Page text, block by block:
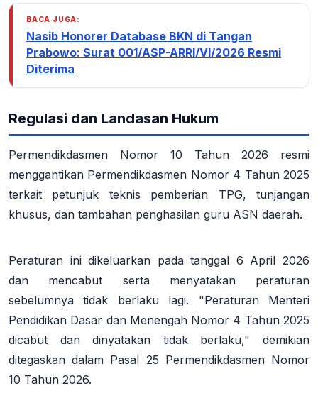
BACA JUGA:
Nasib Honorer Database BKN di Tangan
Prabowo: Surat 001/ASP-ARRI/VI/2026 Resmi
Diterima
Regulasi dan Landasan Hukum
Permendikdasmen Nomor 10 Tahun 2026 resmi
menggantikan Permendikdasmen Nomor 4 Tahun 2025
terkait petunjuk teknis pemberian TPG, tunjangan
khusus, dan tambahan penghasilan guru ASN daerah.
Peraturan ini dikeluarkan pada tanggal 6 April 2026
dan mencabut serta menyatakan peraturan
sebelumnya tidak berlaku lagi. "Peraturan Menteri
Pendidikan Dasar dan Menengah Nomor 4 Tahun 2025
dicabut dan dinyatakan tidak berlaku," demikian
ditegaskan dalam Pasal 25 Permendikdasmen Nomor
10 Tahun 2026.